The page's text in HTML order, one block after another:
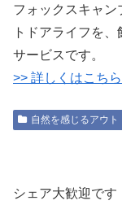
フォックスキャン
トドアライフを
サービスです。
>> 詳しくはこち
自然を感じるアウト
シェア大歓迎です